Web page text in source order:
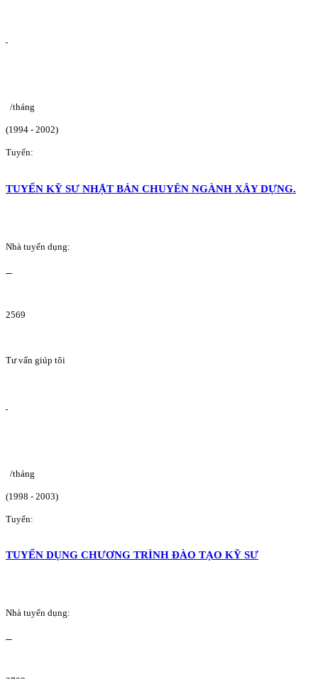
/tháng
(1994 - 2002)
Tuyển:
TUYỂN KỸ SƯ NHẬT BẢN CHUYÊN NGÀNH XÂY DỰNG.
Nhà tuyển dụng:
2569
Tư vấn giúp tôi
/tháng
(1998 - 2003)
Tuyển:
TUYỂN DỤNG CHƯƠNG TRÌNH ĐÀO TẠO KỸ SƯ
Nhà tuyển dụng: